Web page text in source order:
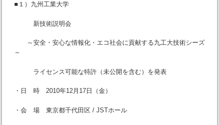
■１）九州工業大学
新技術説明会
～安全・安心な情報化・エコ社会に貢献する九工大技術シーズ
～
ライセンス可能な特許（未公開を含む）を発表
・日 時 2010年12月17日（金）
・会 場 東京都千代田区 / JSTホール